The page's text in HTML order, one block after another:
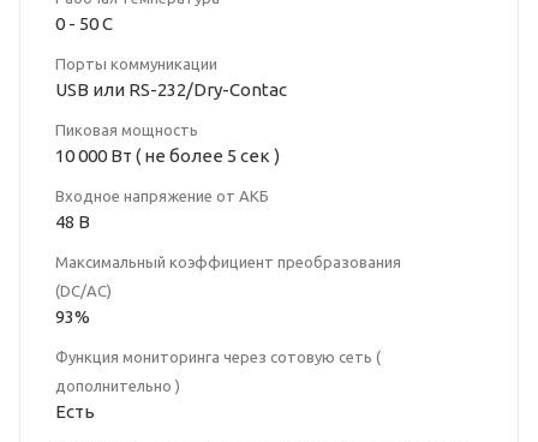
0 - 50 С
Порты коммуникации
USB или RS-232/Dry-Contac
Пиковая мощность
10 000 Вт ( не более 5 сек )
Входное напряжение от АКБ
48 В
Максимальный коэффициент преобразования
(DС/AC)
93%
Функция мониторинга через сотовую сеть (
дополнительно )
Есть